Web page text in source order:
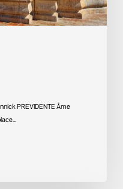
PREVIDENTE Âme